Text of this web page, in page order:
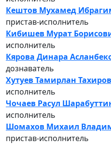
Кештов Мухамед
пристав-исполнитель
Кибишев Мурат
исполнитель
Кярова Динара
дознаватель
Хутуев Тамирлан
исполнитель
Чочаев Расул
исполнитель
Шомахов Михаил
пристав-исполнитель